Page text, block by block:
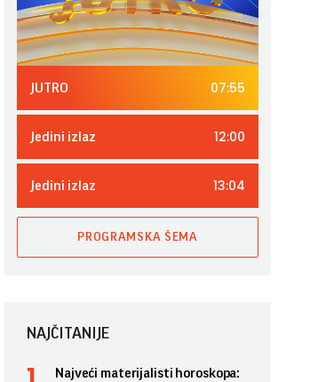
JUTRO 07:55
Jedini izlaz 12:00
Jedini izlaz 13:04
PROGRAMSKA ŠEMA
NAJČITANIJE
Najveći materijalisti horoskopa: